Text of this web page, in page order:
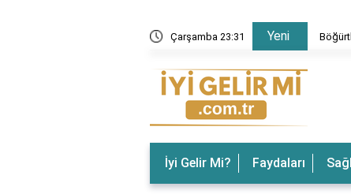
Çarşamba 23:31 Yeni
Böğürtlenin Faydaları Nelerdir?
İyi Gelir Mi? Faydaları